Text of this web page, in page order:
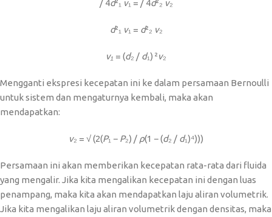
/ 4d²₁ ​v₁​ = / 4d²₂ ​v₂
d²₁ ​v₁ = d²₂ ​v₂
v₁ ​= (d₂ ​/ d₁​) ²v₂
Mengganti ekspresi kecepatan ini ke dalam persamaan Bernoulli
untuk sistem dan mengaturnya kembali, maka akan
mendapatkan:
v₂ ​= √ (2(P₁ ​− P₂​) / ρ(1 − (d₂ ​/ d₁​)⁴)))
Persamaan ini akan memberikan kecepatan rata-rata dari fluida
yang mengalir. Jika kita mengalikan kecepatan ini dengan luas
penampang, maka kita akan mendapatkan laju aliran volumetrik.
Jika kita mengalikan laju aliran volumetrik dengan densitas, maka